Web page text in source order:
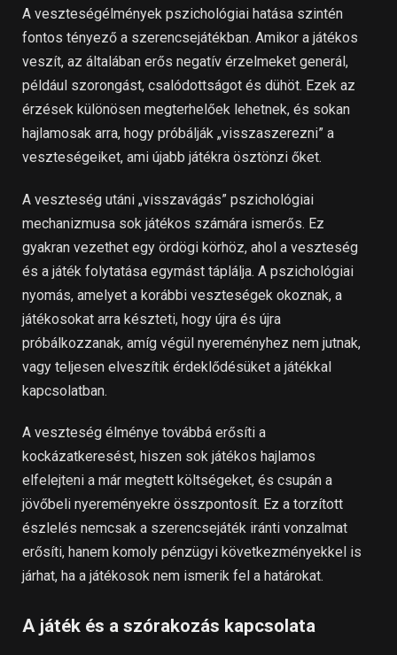
A veszteségélmények pszichológiai hatása szintén
fontos tényező a szerencsejátékban. Amikor a játékos
veszít, az általában erős negatív érzelmeket generál,
például szorongást, csalódottságot és dühöt. Ezek az
érzések különösen megterhelőek lehetnek, és sokan
hajlamosak arra, hogy próbálják „visszaszerezni” a
veszteségeiket, ami újabb játékra ösztönzi őket.
A veszteség utáni „visszavágás” pszichológiai
mechanizmusa sok játékos számára ismerős. Ez
gyakran vezethet egy ördögi körhöz, ahol a veszteség
és a játék folytatása egymást táplálja. A pszichológiai
nyomás, amelyet a korábbi veszteségek okoznak, a
játékosokat arra készteti, hogy újra és újra
próbálkozzanak, amíg végül nyereményhez nem jutnak,
vagy teljesen elveszítik érdeklődésüket a játékkal
kapcsolatban.
A veszteség élménye továbbá erősíti a
kockázatkeresést, hiszen sok játékos hajlamos
elfelejteni a már megtett költségeket, és csupán a
jövőbeli nyereményekre összpontosít. Ez a torzított
észlelés nemcsak a szerencsejáték iránti vonzalmat
erősíti, hanem komoly pénzügyi következményekkel is
járhat, ha a játékosok nem ismerik fel a határokat.
A játék és a szórakozás kapcsolata